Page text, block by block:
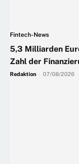
Fintech-News
5,3 Milliarden
Zahl der
Redaktion 07/08/2026